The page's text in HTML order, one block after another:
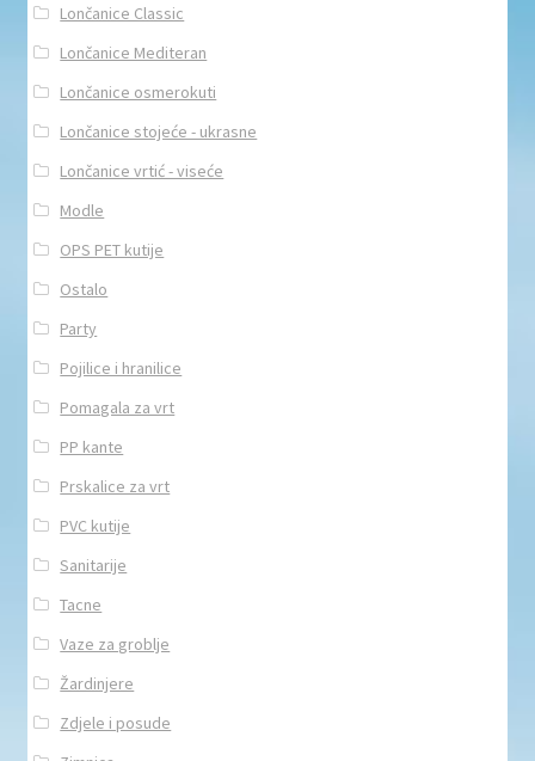
Lončanice Classic
Lončanice Mediteran
Lončanice osmerokuti
Lončanice stojeće - ukrasne
Lončanice vrtić - viseće
Modle
OPS PET kutije
Ostalo
Party
Pojilice i hranilice
Pomagala za vrt
PP kante
Prskalice za vrt
PVC kutije
Sanitarije
Tacne
Vaze za groblje
Žardinjere
Zdjele i posude